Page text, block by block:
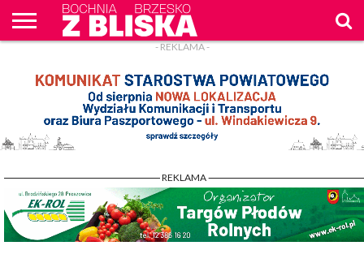
WPROST
REKLAM
- REKLAMA -
- REKLAMA -